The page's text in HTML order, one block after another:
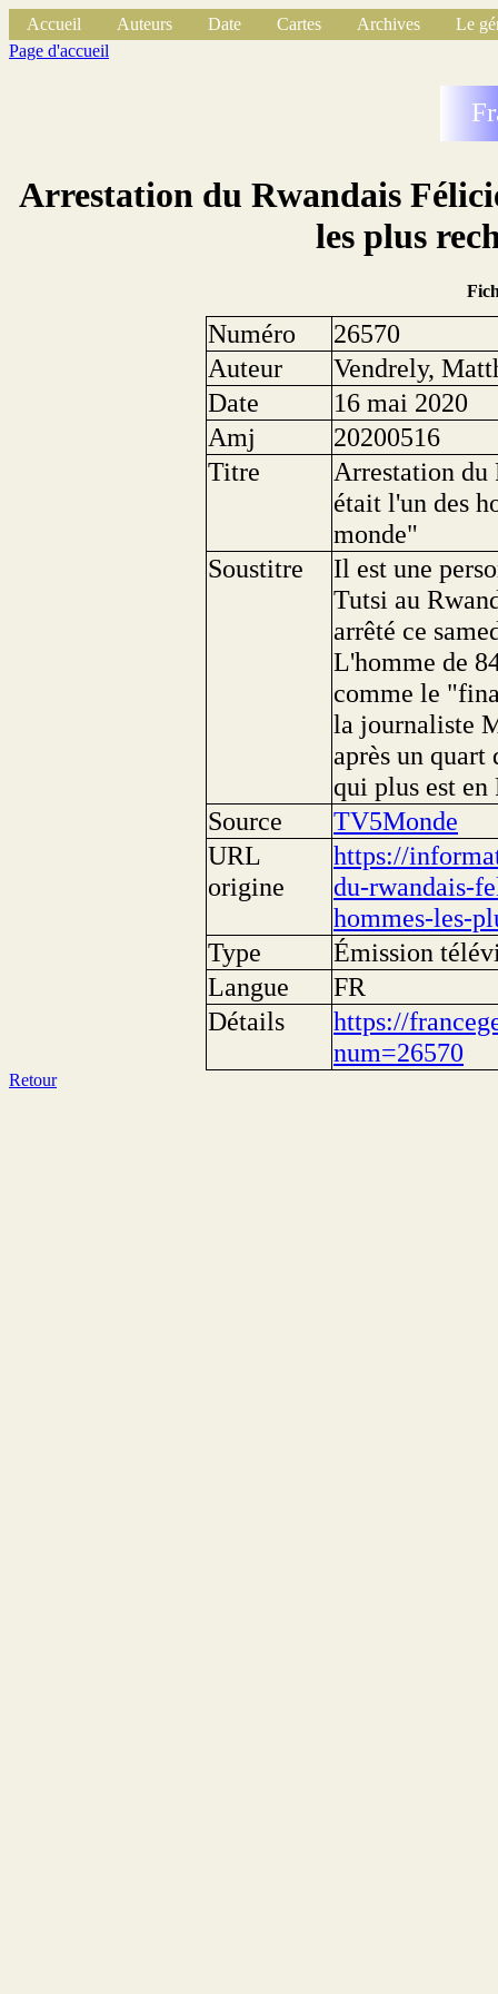
Accueil Auteurs Date Cartes Archives
Le
Page d'accueil
Arrestation du Rwandais
les plus
Numéro
26570
Auteur
Vendrely,
Date
16 mai 2020
Amj
20200516
Titre
Arrestation
était l'un des
monde"
Soustitre
Il est une
Tutsi au
arrêté ce
L'homme de
comme le
la journaliste
après un quart
qui plus est
Source
TV5Monde
URL
origine
https://
du-rwandais-
hommes-les-
Type
Émission
Langue
FR
Détails
https://
num=26570
Retour